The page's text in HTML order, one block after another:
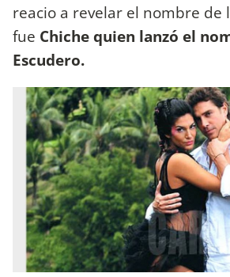
reacio a revelar el nombre de
fue Chiche quien lanzó el
Escudero.